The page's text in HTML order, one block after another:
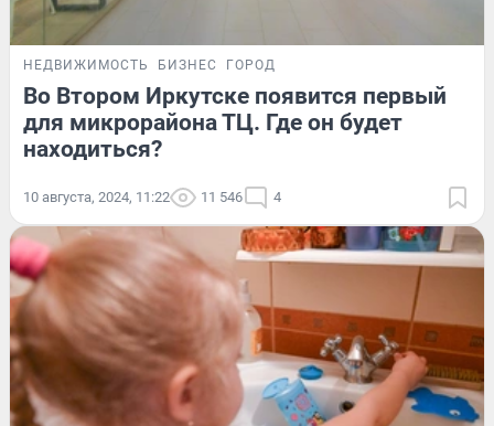
НЕДВИЖИМОСТЬ БИЗНЕС ГОРОД
Во Втором Иркутске появится первый
для микрорайона ТЦ. Где он будет
находиться?
10 августа, 2024, 11:22 11 546 4